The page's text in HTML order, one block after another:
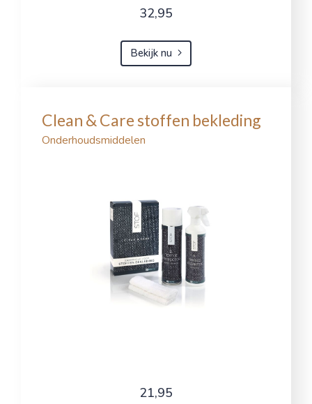
32,95
Bekijk nu
Clean & Care stoffen bekleding
Onderhoudsmiddelen
21,95